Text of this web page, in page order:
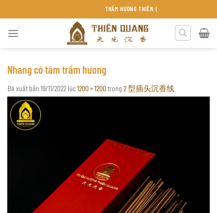
đến
TRẦM HƯƠNG THIÊN QUANG KHÁNH HÒA
Nhang có tăm trầm hương
Đã xuất bản 19/11/2022 lúc1200 × 1200trong 2 型插头沉香线